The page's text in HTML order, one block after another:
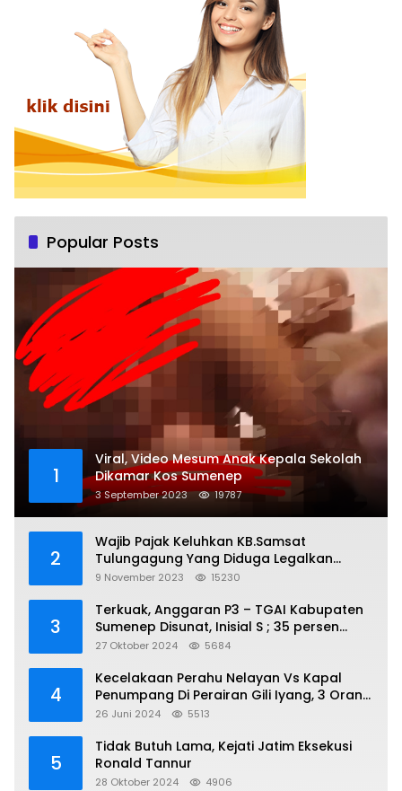
Popular Posts
1
Viral, Video Mesum Anak Kepala Sekolah
Dikamar Kos Sumenep
3 September 2023 19787
2
Wajib Pajak Keluhkan KB.Samsat
Tulungagung Yang Diduga Legalkan
Pungli
9 November 2023 15230
3
Terkuak, Anggaran P3 – TGAI Kabupaten
Sumenep Disunat, Inisial S ; 35 persen
Bagian Oknum DPR- RI
27 Oktober 2024 5684
4
Kecelakaan Perahu Nelayan Vs Kapal
Penumpang Di Perairan Gili Iyang, 3 Orang
Hilang
26 Juni 2024 5513
5
Tidak Butuh Lama, Kejati Jatim Eksekusi
Ronald Tannur
28 Oktober 2024 4906